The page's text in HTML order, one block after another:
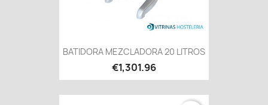
BATIDORA MEZCLADORA 20 LITROS
€1,301.96